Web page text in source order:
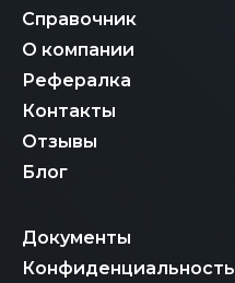
Справочник
О компании
Рефералка
Контакты
Отзывы
Блог
Документы
Конфиденциальность